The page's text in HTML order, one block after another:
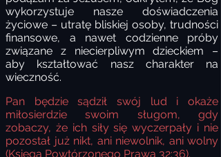
wykorzystuje nasze doświadczenia
życiowe – utratę bliskiej osoby, trudności
finansowe, a nawet codzienne próby
związane z niecierpliwym dzieckiem –
aby kształtować nasz charakter na
wieczność.
Pan będzie sądził swój lud i okaże
miłosierdzie swoim sługom, gdy
zobaczy, że ich siły się wyczerpały i nie
pozostał już nikt, ani niewolnik, ani wolny
(Księga Powtórzonego Prawa 32:36).